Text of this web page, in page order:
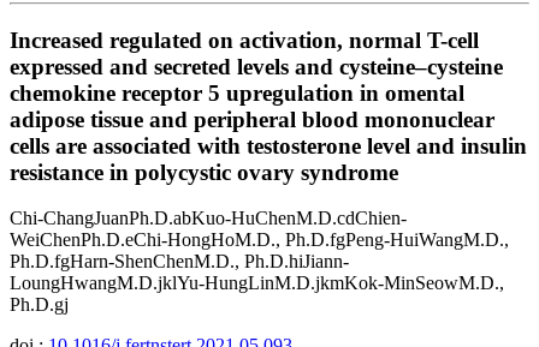
Increased regulated on activation, normal T-cell
expressed and secreted levels and cysteine–cysteine
chemokine receptor 5 upregulation in omental
adipose tissue and peripheral blood mononuclear
cells are associated with testosterone level and insulin
resistance in polycystic ovary syndrome
Chi-ChangJuanPh.D.abKuo-HuChenM.D.cdChien-
WeiChenPh.D.eChi-HongHoM.D., Ph.D.fgPeng-HuiWangM.D.,
Ph.D.fgHarn-ShenChenM.D., Ph.D.hiJiann-
LoungHwangM.D.jklYu-HungLinM.D.jkmKok-MinSeowM.D.,
Ph.D.gj